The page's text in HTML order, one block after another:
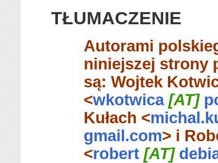
TŁUMACZENIE
Autorami
niniejszej strony
są: Wojtek
<wkotwica[AT]
Kułach <
gmail.com> i
<robert[AT]